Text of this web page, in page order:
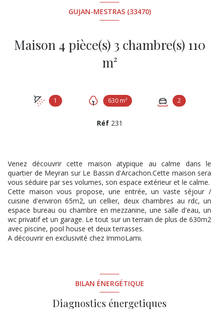
GUJAN-MESTRAS (33470)
Maison 4 pièce(s) 3 chambre(s) 110
m²
1 630 m² 2
Réf 231
Venez découvrir cette maison atypique au calme dans le
quartier de Meyran sur Le Bassin d'Arcachon.Cette maison sera
vous séduire par ses volumes, son espace extérieur et le calme.
Cette maison vous propose, une entrée, un vaste séjour /
cuisine d'environ 65m2, un cellier, deux chambres au rdc, un
espace bureau ou chambre en mezzanine, une salle d'eau, un
wc privatif et un garage. Le tout sur un terrain de plus de 630m2
avec piscine, pool house et deux terrasses.
A découvrir en exclusivité chez ImmoLami.
BILAN ÉNERGÉTIQUE
Diagnostics énergetiques